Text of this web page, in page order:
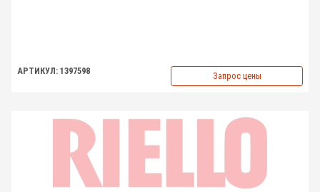
АРТИКУЛ: 1397598 Запрос цены